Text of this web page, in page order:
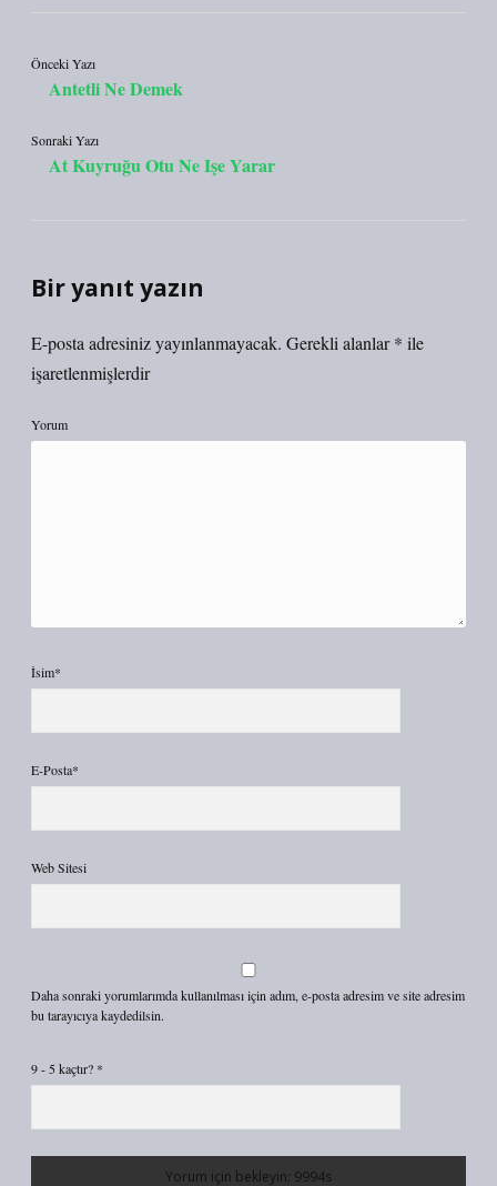
Önceki Yazı
Antetli Ne Demek
Sonraki Yazı
At Kuyruğu Otu Ne Işe Yarar
Bir yanıt yazın
E-posta adresiniz yayınlanmayacak. Gerekli alanlar* ile
işaretlenmişlerdir
Yorum
İsim*
E-Posta*
Web Sitesi
Daha sonraki yorumlarımda kullanılması için adım, e-posta adresim ve site adresim
bu tarayıcıya kaydedilsin.
9 - 5 kaçtır? *